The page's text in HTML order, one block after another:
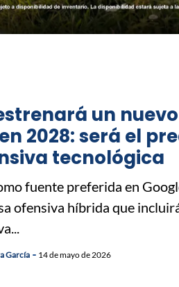
un
2028: será el
tecnológica
fuente preferida en
ofensiva híbrida que
García 14 de mayo de 2026